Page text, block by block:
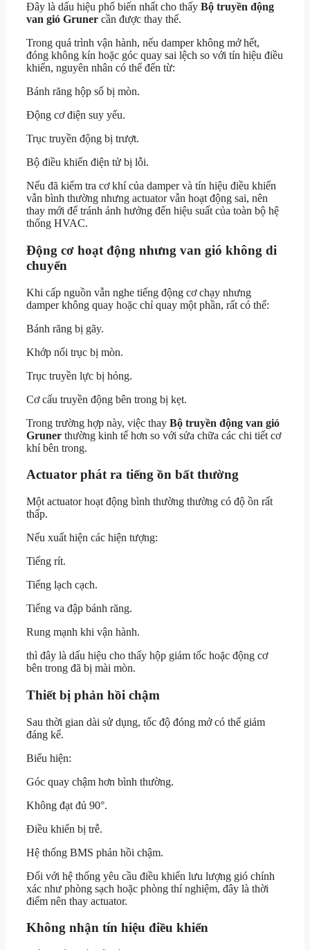
Đây là dấu hiệu phổ biến nhất cho thấy Bộ truyền động
van gió Gruner cần được thay thế.
Trong quá trình vận hành, nếu damper không mở hết,
đóng không kín hoặc góc quay sai lệch so với tín hiệu điều
khiển, nguyên nhân có thể đến từ:
Bánh răng hộp số bị mòn.
Động cơ điện suy yếu.
Trục truyền động bị trượt.
Bộ điều khiển điện tử bị lỗi.
Nếu đã kiểm tra cơ khí của damper và tín hiệu điều khiển
vẫn bình thường nhưng actuator vẫn hoạt động sai, nên
thay mới để tránh ảnh hưởng đến hiệu suất của toàn bộ hệ
thống HVAC.
Động cơ hoạt động nhưng van gió không di
chuyển
Khi cấp nguồn vẫn nghe tiếng động cơ chạy nhưng
damper không quay hoặc chỉ quay một phần, rất có thể:
Bánh răng bị gãy.
Khớp nối trục bị mòn.
Trục truyền lực bị hỏng.
Cơ cấu truyền động bên trong bị kẹt.
Trong trường hợp này, việc thay Bộ truyền động van gió
Gruner thường kinh tế hơn so với sửa chữa các chi tiết cơ
khí bên trong.
Actuator phát ra tiếng ồn bất thường
Một actuator hoạt động bình thường thường có độ ồn rất
thấp.
Nếu xuất hiện các hiện tượng:
Tiếng rít.
Tiếng lạch cạch.
Tiếng va đập bánh răng.
Rung mạnh khi vận hành.
thì đây là dấu hiệu cho thấy hộp giảm tốc hoặc động cơ
bên trong đã bị mài mòn.
Thiết bị phản hồi chậm
Sau thời gian dài sử dụng, tốc độ đóng mở có thể giảm
đáng kể.
Biểu hiện:
Góc quay chậm hơn bình thường.
Không đạt đủ 90°.
Điều khiển bị trễ.
Hệ thống BMS phản hồi chậm.
Đối với hệ thống yêu cầu điều khiển lưu lượng gió chính
xác như phòng sạch hoặc phòng thí nghiệm, đây là thời
điểm nên thay actuator.
Không nhận tín hiệu điều khiển